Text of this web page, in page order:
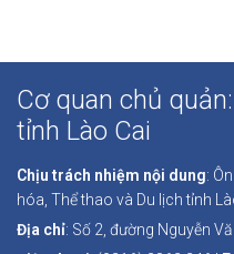
Cơ quan chủ
tỉnh Lào Cai
Chịu trách nhiệm nội dung:
hóa, Thể thao và Du lịch tỉnh
Địa chỉ: Số 2, đường Nguyễn